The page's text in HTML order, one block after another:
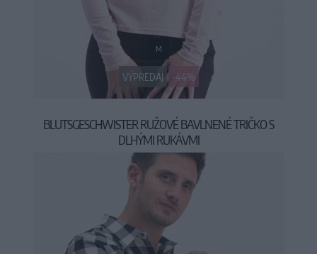
VÝPREDAJ -44%
M
BLUTSGESCHWISTER RUŽOVÉ BAVLNENÉ TRIČKO S
DLHÝMI RUKÁVMI
44,95 € 24,95 €